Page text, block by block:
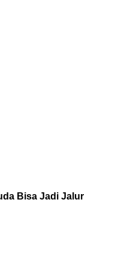
Bisa Jadi Jalur